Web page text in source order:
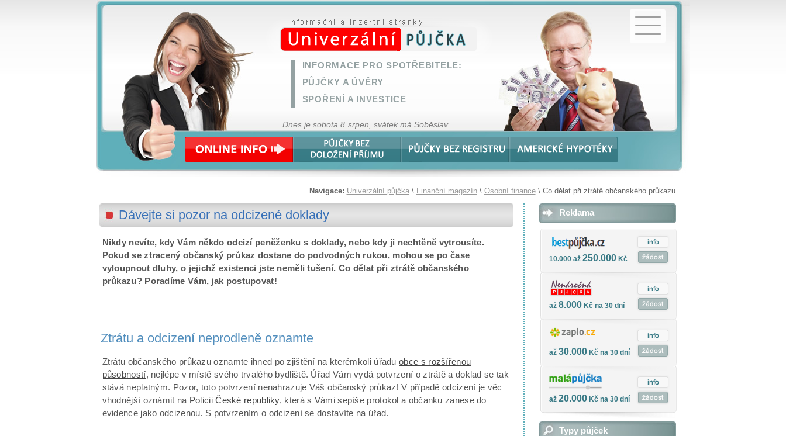
Dnes je sobota 8. srpen, svátek má Soběslav
INFORMACE PRO SPOTŘEBITELE:
PŮJČKY A ÚVĚRY
SPOŘENÍ A INVESTICE
Navigace: Univerzální půjčka\ Finanční magazín\ Osobní finance\ Co dělat při ztrátě občanského průkazu
Dávejte si pozor na odcizené doklady
Nikdy nevíte, kdy Vám někdo odcizí peněženku s doklady, nebo kdy ji nechtěně vytrousíte.
Pokud se ztracený občanský průkaz dostane do podvodných rukou, mohou se po čase
vyloupnout dluhy, o jejichž existenci jste neměli tušení. Co dělat při ztrátě občanského
průkazu? Poradíme Vám, jak postupovat!
Ztrátu a odcizení neprodleně oznamte
Ztrátu občanského průkazu oznamte ihned po zjištění na kterémkoli úřaduobce s rozšířenou
působností, nejlépe v místě svého trvalého bydliště. Úřad Vám vydá potvrzení o ztrátě a doklad se tak
stává neplatným. Pozor, toto potvrzení nenahrazuje Váš občanský průkaz! V případě odcizení je věc
vhodnější oznámit na Policii České republiky, která s Vámi sepíše protokol a občanku zanese do
evidence jako odcizenou. S potvrzením o odcizení se dostavíte na úřad.
Reklama
10.000 až 250.000Kč
až 8.000Kč na 30 dní
až 30.000Kč na 30 dní
až 20.000Kč na 30 dní
Typy půjček